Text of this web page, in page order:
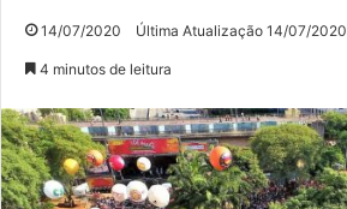
14/07/2020 Última Atualização 14/07/2020
4 minutos de leitura